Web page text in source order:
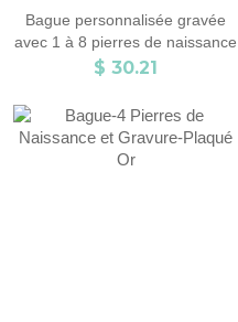
Bague personnalisée gravée
avec 1 à 8 pierres de naissance
et noms, bague familiale en
d'anniversaire/Noël/Fête des
Mères pour
elle/femme/maman/grand-mère
$ 30.21